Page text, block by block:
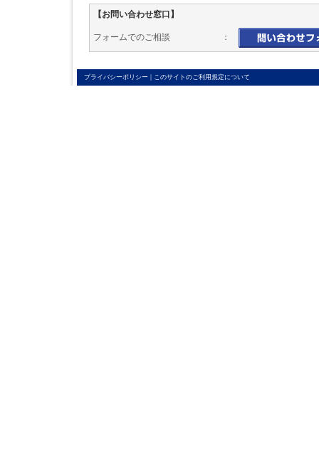
【お問い合わせ窓口】
フォームでのご相談 ：
プライバシーポリシー | このサイトのご利用規定について